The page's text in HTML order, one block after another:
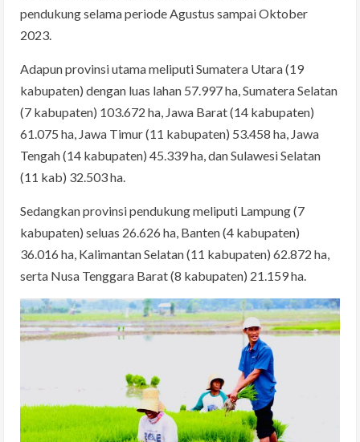
pendukung selama periode Agustus sampai Oktober
2023.
Adapun provinsi utama meliputi Sumatera Utara (19
kabupaten) dengan luas lahan 57.997 ha, Sumatera Selatan
(7 kabupaten) 103.672 ha, Jawa Barat (14 kabupaten)
61.075 ha, Jawa Timur (11 kabupaten) 53.458 ha, Jawa
Tengah (14 kabupaten) 45.339 ha, dan Sulawesi Selatan
(11 kab) 32.503 ha.
Sedangkan provinsi pendukung meliputi Lampung (7
kabupaten) seluas 26.626 ha, Banten (4 kabupaten)
36.016 ha, Kalimantan Selatan (11 kabupaten) 62.872 ha,
serta Nusa Tenggara Barat (8 kabupaten) 21.159 ha.